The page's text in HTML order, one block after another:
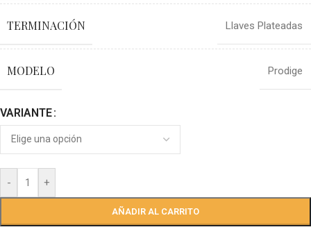
TERMINACIÓN Llaves Plateadas
MODELO Prodige
VARIANTE
- +
AÑADIR AL CARRITO